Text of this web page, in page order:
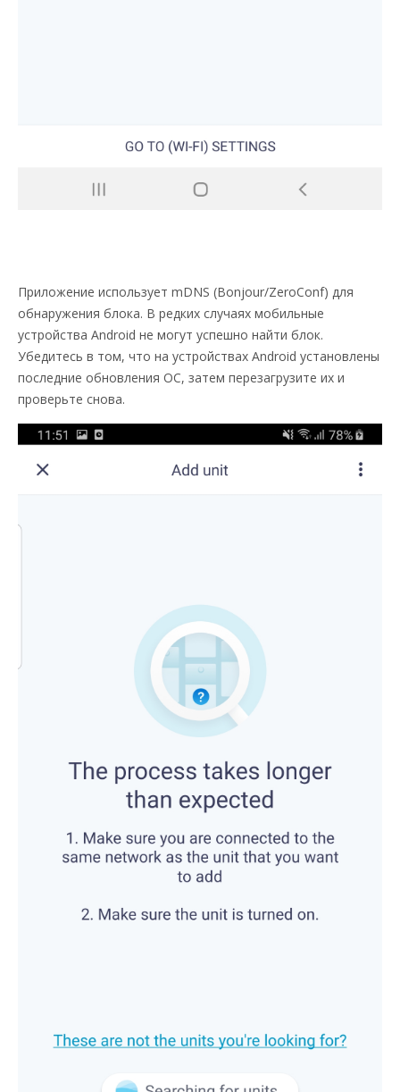
Приложение использует mDNS (Bonjour/ZeroConf) для
обнаружения блока. В редких случаях мобильные
устройства Android не могут успешно найти блок.
Убедитесь в том, что на устройствах Android установлены
последние обновления ОС, затем перезагрузите их и
проверьте снова.